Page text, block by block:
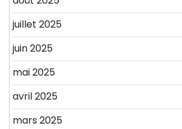
juillet 2025
juin 2025
mai 2025
avril 2025
mars 2025